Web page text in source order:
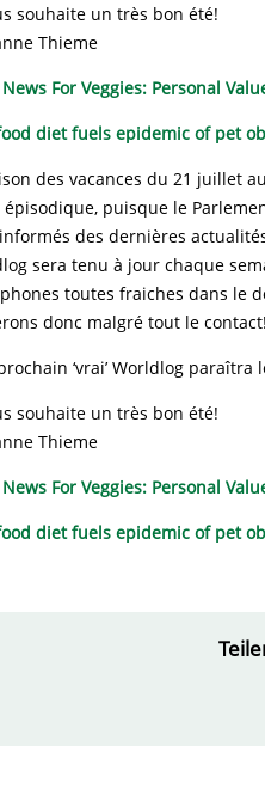
souhaite un très bon été!
Thieme
For Veggies: Personal
diet fuels epidemic of pet
des vacances du 21 juillet
épisodique, puisque le
des dernières
sera tenu à jour chaque
toutes fraiches dans le
donc malgré tout le contact!
‘vrai’ Worldlog paraîtra
souhaite un très bon été!
Thieme
For Veggies: Personal
diet fuels epidemic of pet